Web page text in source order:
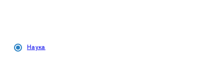
Наука